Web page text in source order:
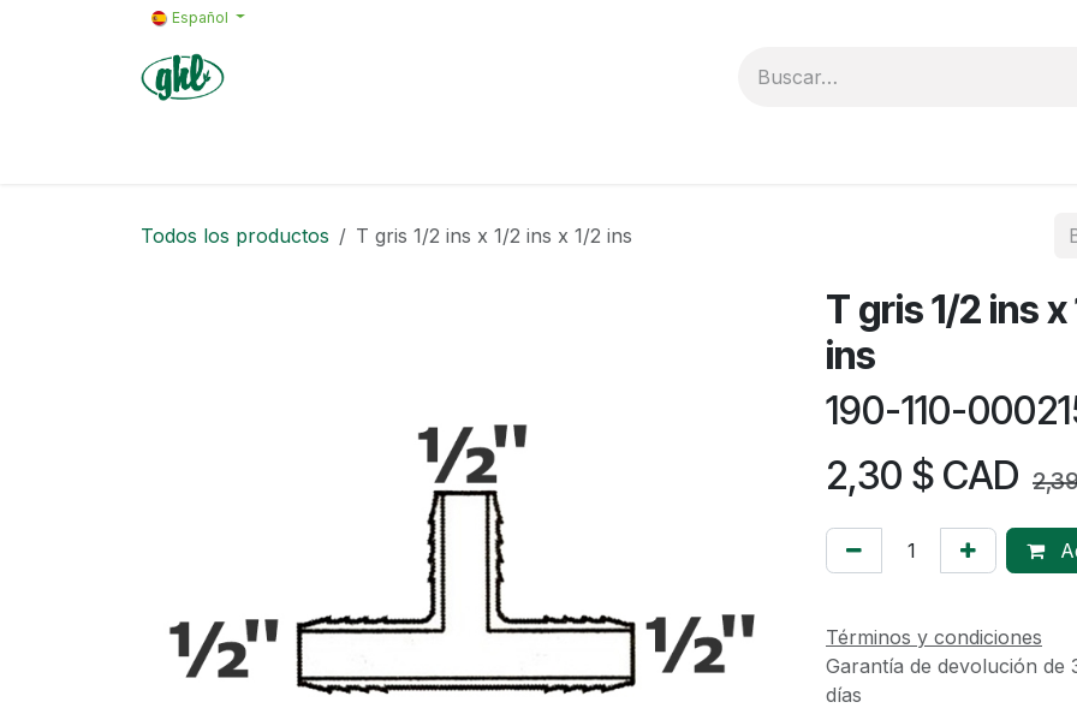
Español
Todos los productos T gris 1/2 ins x 1/2 ins x 1/2 ins
T gris 1/2 ins x
ins
190-110-
2,30 $ CAD
Términos y condiciones
Garantía de devolución de
días